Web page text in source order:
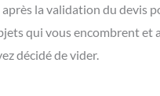
la validation du devis
qui vous encombrent et
décidé de vider.